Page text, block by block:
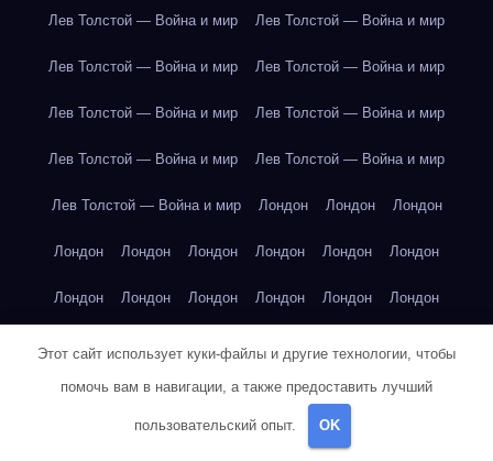
Лев Толстой — Война и мир Лев Толстой — Война и мир
Лев Толстой — Война и мир Лев Толстой — Война и мир
Лев Толстой — Война и мир Лев Толстой — Война и мир
Лев Толстой — Война и мир Лев Толстой — Война и мир
Лев Толстой — Война и мир Лондон Лондон Лондон
Лондон Лондон Лондон Лондон Лондон Лондон
Лондон Лондон Лондон Лондон Лондон Лондон
Лондон Лондон
Лондон Лондон Лондон Лондон Лос-Анджелес
Этот сайт использует куки-файлы и другие технологии, чтобы
помочь вам в навигации, а также предоставить лучший
пользовательский опыт. OK